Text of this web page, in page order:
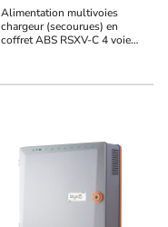
Alimentation multivoies
chargeur (secourues) en
coffret ABS RSXV-C 4 voies